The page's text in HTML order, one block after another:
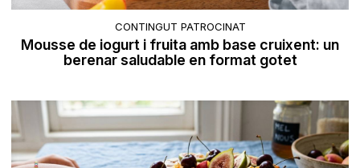
CONTINGUT PATROCINAT
Mousse de iogurt i fruita amb base cruixent: un
berenar saludable en format gotet